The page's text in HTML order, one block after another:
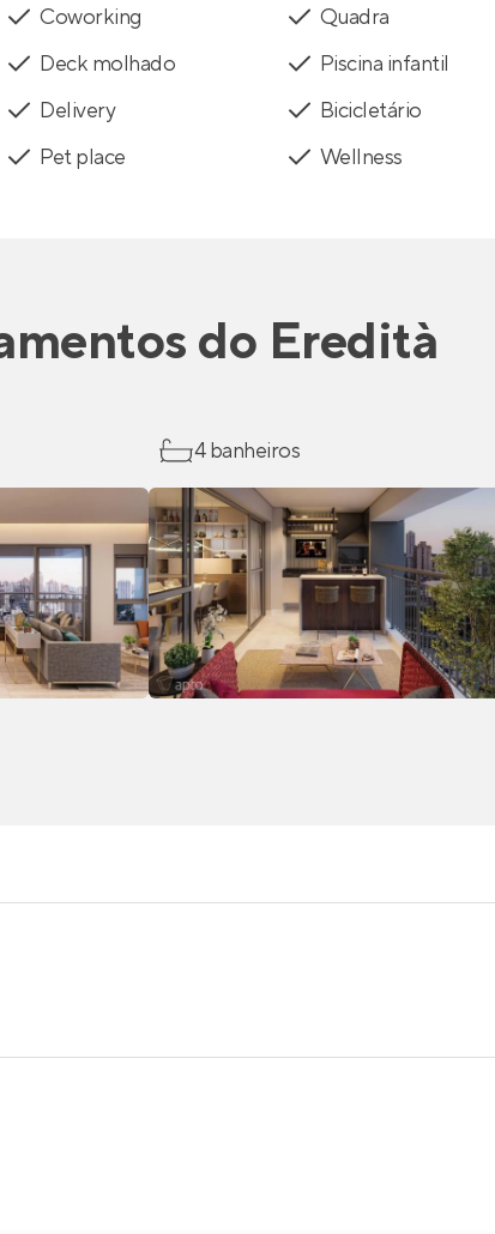
Coworking
Quadra
Deck molhado
Piscina infantil
Delivery
Bicicletário
Pet place Wellness
do Eredità
4 banheiros